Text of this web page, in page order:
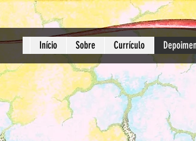
Início Sobre Currículo